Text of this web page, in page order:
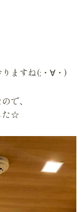
ますね(;・∀・)
で、
た☆